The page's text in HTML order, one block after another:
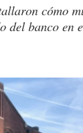
cómo
del banco en